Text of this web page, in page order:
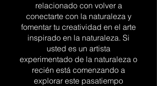
relacionado con volver a
conectarte con la naturaleza y
fomentar tu creatividad en el arte
inspirado en la naturaleza. Si
usted es un artista
experimentado de la naturaleza o
recién está comenzando a
explorar este pasatiempo